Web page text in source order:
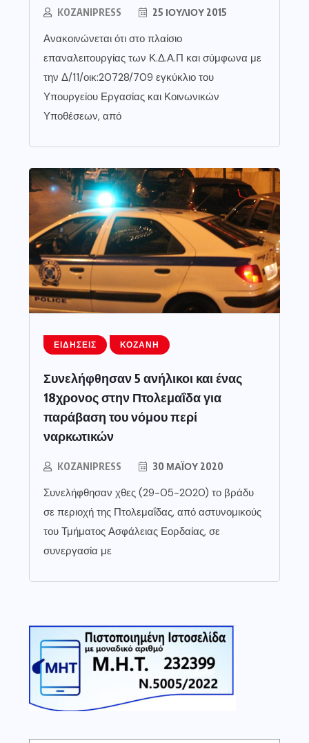
KOZANIPRESS 25 ΙΟΥΛΊΟΥ 2015
Ανακοινώνεται ότι στο πλαίσιο
επαναλειτουργίας των Κ.Δ.Α.Π και σύμφωνα με
την Δ/11/οικ:20728/709 εγκύκλιο του
Υπουργείου Εργασίας και Κοινωνικών
Υποθέσεων, από
ΕΙΔΉΣΕΙΣ ΚΟΖΆΝΗ
Συνελήφθησαν 5 ανήλικοι και ένας
18χρονος στην Πτολεμαΐδα για
παράβαση του νόμου περί
ναρκωτικών
KOZANIPRESS 30 ΜΑΪ́ΟΥ 2020
Συνελήφθησαν χθες (29-05-2020) το βράδυ
σε περιοχή της Πτολεμαΐδας, από αστυνομικούς
του Τμήματος Ασφάλειας Εορδαίας, σε
συνεργασία με